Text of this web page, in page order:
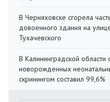
В Черняховске сгорела
довоенного здания на
Тухачевского
В Калининградской области
новорожденных
скринингом составил 99,6%